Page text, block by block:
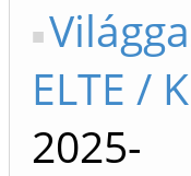
ELTE /
2025-